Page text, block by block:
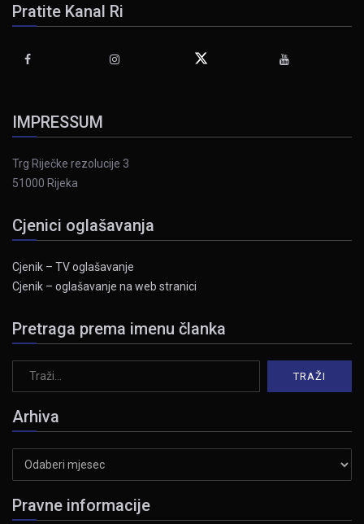
Pratite Kanal Ri
IMPRESSUM
Trg Riječke rezolucije 3
51000 Rijeka
Cjenici oglašavanja
Cjenik – TV oglašavanje
Cjenik – oglašavanje na web stranici
Pretraga prema imenu članka
Arhiva
Pravne informacije